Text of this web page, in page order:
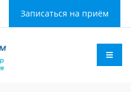
Записаться на приём